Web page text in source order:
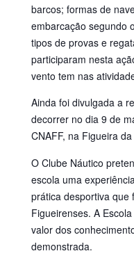
barcos; formas de
embarcação segundo
tipos de provas e
participaram nesta
vento tem nas
Ainda foi divulgada a
decorrer no dia 9 de
CNAFF, na Figueira
O Clube Náutico
escola uma
prática desportiva que
Figueirenses. A
valor dos
demonstrada.